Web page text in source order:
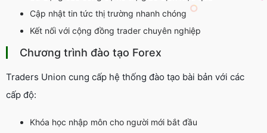
Cập nhật tin tức thị trường nhanh chóng
Kết nối với cộng đồng trader chuyên nghiệp
Chương trình đào tạo Forex
Traders Union cung cấp hệ thống đào tạo bài bản với các
cấp độ:
Khóa học nhập môn cho người mới bắt đầu